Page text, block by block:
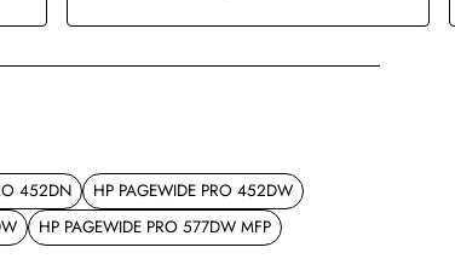
452DN
HP PAGEWIDE PRO 452DW
HP PAGEWIDE PRO 577DW MFP